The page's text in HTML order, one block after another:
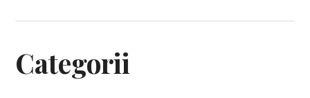
Categorii